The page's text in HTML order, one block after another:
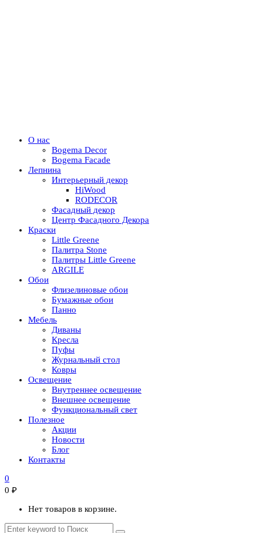
О нас
Bogema Decor
Bogema Facade
Лепнина
Интерьерный декор
HiWood
RODECOR
Фасадный декор
Центр Фасадного Декора
Краски
Little Greene
Палитра Stone
Палитры Little Greene
ARGILE
Обои
Флизелиновые обои
Бумажные обои
Панно
Мебель
Диваны
Кресла
Пуфы
Журнальный стол
Ковры
Освещение
Внутреннее освещение
Внешнее освещение
Функциональный свет
Полезное
Акции
Новости
Блог
Контакты
0
0 ₽
Нет товаров в корзине.